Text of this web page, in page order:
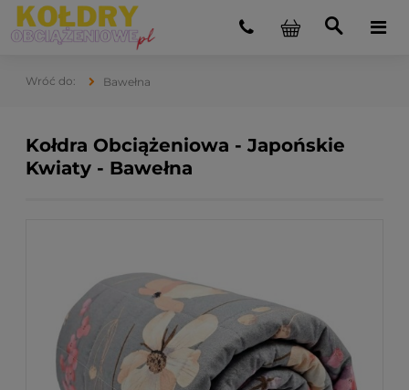
Bawełna
Kołdra Obciążeniowa - Japońskie
Kwiaty - Bawełna